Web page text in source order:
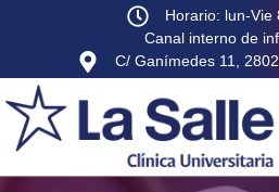
Horario: lun-Vie
Canal interno de
C/ Ganímedes 11,